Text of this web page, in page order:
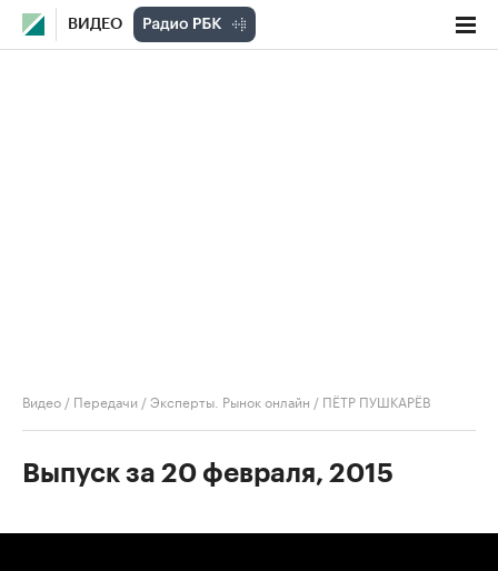
ВИДЕО
Видео / Передачи /Эксперты. Рынок онлайн / ПЁТР ПУШКАРЁВ
Выпуск за 20 февраля, 2015